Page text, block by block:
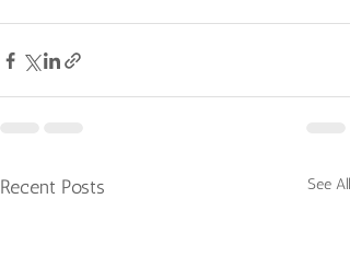
Recent Posts See All